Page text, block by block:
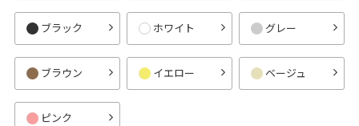
ブラック ホワイト グレー
ブラウン イエロー ベージュ
ピンク